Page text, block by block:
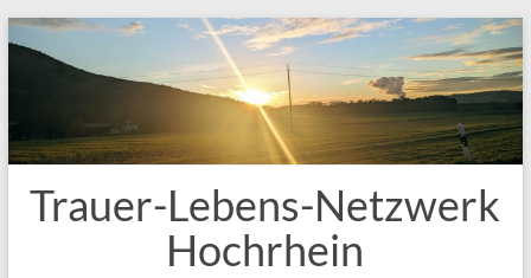
Zum
Inhalt
springen
Trauer-Lebens-Netzwerk
Hochrhein